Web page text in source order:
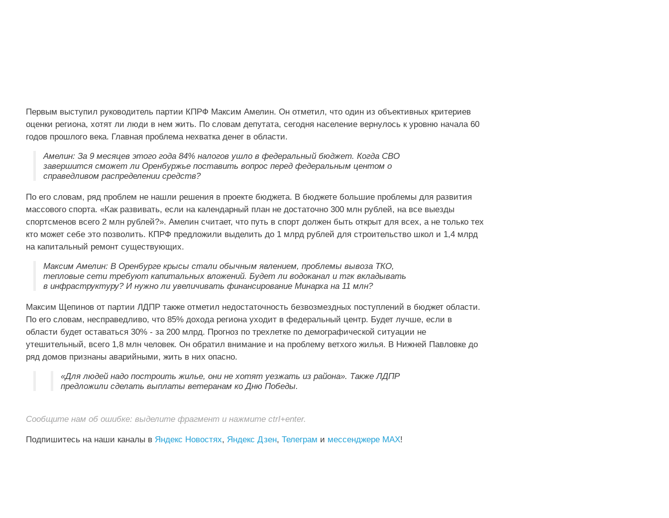
Первым выступил руководитель партии КПРФ Максим Амелин. Он отметил, что один из объективных критериев
оценки региона, хотят ли люди в нем жить. По словам депутата, сегодня население вернулось к уровню начала 60
годов прошлого века. Главная проблема нехватка денег в области.
Амелин: За 9 месяцев этого года 84% налогов ушло в федеральный бюджет. Когда СВО
завершится сможет ли Оренбуржье поставить вопрос перед федеральным центом о
справедливом распределении средств?
По его словам, ряд проблем не нашли решения в проекте бюджета. В бюджете большие проблемы для развития
массового спорта. «Как развивать, если на календарный план не достаточно 300 млн рублей, на все выезды
спортсменов всего 2 млн рублей?». Амелин считает, что путь в спорт должен быть открыт для всех, а не только тех
кто может себе это позволить. КПРФ предложили выделить до 1 млрд рублей для строительство школ и 1,4 млрд
на капитальный ремонт существующих.
Максим Амелин: В Оренбурге крысы стали обычным явлением, проблемы вывоза ТКО,
тепловые сети требуют капитальных вложений. Будет ли водоканал и тгк вкладывать
в инфраструктуру? И нужно ли увеличивать финансирование Минарха на 11 млн?
Максим Щепинов от партии ЛДПР также отметил недостаточность безвозмездных поступлений в бюджет области.
По его словам, несправедливо, что 85% дохода региона уходит в федеральный центр. Будет лучше, если в
области будет оставаться 30% - за 200 млрд. Прогноз по трехлетке по демографической ситуации не
утешительный, всего 1,8 млн человек. Он обратил внимание и на проблему ветхого жилья. В Нижней Павловке до
ряд домов признаны аварийными, жить в них опасно.
«Для людей надо построить жилье, они не хотят уезжать из района». Также ЛДПР
предложили сделать выплаты ветеранам ко Дню Победы.
Сообщите нам об ошибке: выделите фрагмент и нажмите ctrl+enter.
Подпишитесь на наши каналы в Яндекс Новостях, Яндекс Дзен, Телеграм и мессенджере MAX!